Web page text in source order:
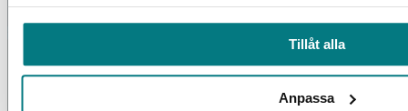
Tillåt alla
Anpassa